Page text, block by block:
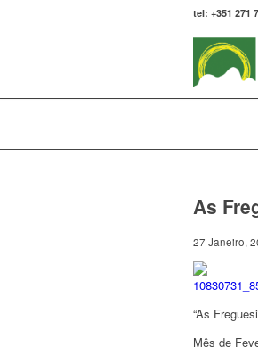
tel: +351 271
As
27 Janeiro,
“As
Mês de